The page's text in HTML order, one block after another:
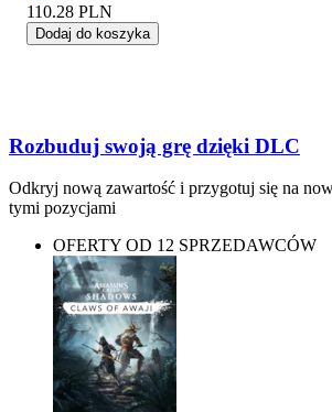
110.28 PLN
Dodaj do koszyka
Rozbuduj swoją grę dzięki DLC
Odkryj nową zawartość i przygotuj się na
tymi pozycjami
OFERTY OD 12 SPRZEDAWCÓW